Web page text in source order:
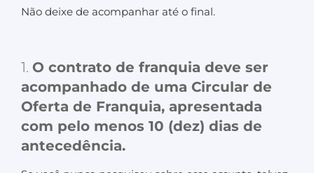
Não deixe de acompanhar até o final.
1. O contrato de franquia deve ser
acompanhado de uma Circular de
Oferta de Franquia, apresentada
com pelo menos 10 (dez) dias de
antecedência.